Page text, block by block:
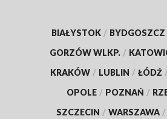
BIAŁYSTOK / BYDGOSZCZ
GORZÓW WLKP. /
KRAKÓW / LUBLIN / ŁÓDŹ
OPOLE / POZNAŃ /
SZCZECIN / WARSZAWA /